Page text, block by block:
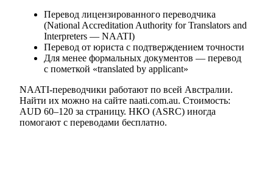
Перевод лицензированного переводчика
(National Accreditation Authority for Translators and
Interpreters — NAATI)
Перевод от юриста с подтверждением точности
Для менее формальных документов — перевод
с пометкой «translated by applicant»
NAATI-переводчики работают по всей Австралии.
Найти их можно на сайте naati.com.au. Стоимость:
AUD 60–120 за страницу. НКО (ASRC) иногда
помогают с переводами бесплатно.